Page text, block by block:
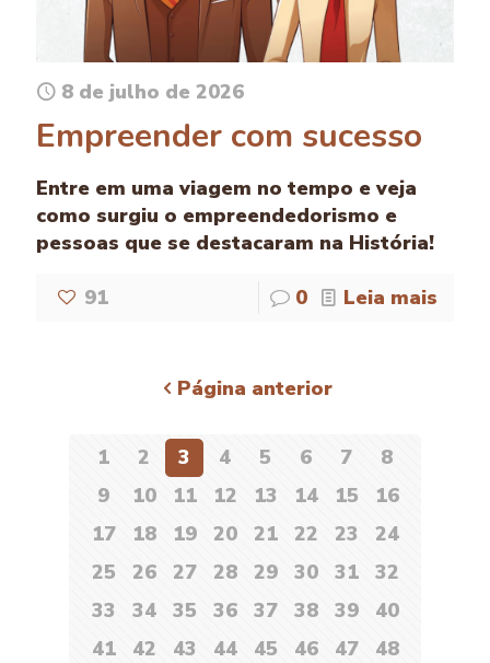
8 de julho de 2026
Empreender com sucesso
Entre em uma viagem no tempo e veja
como surgiu o empreendedorismo e
pessoas que se destacaram na História!
91 0 Leia mais
Página anterior
1 2 3 4 5 6 7
8
9
10 11 12 13 14 15
16
17
18 19 20 21 22 23
24
25
26 27 28 29 30 31
32
33
34 35 36 37 38 39
40
41
42 43 44 45 46 47
48